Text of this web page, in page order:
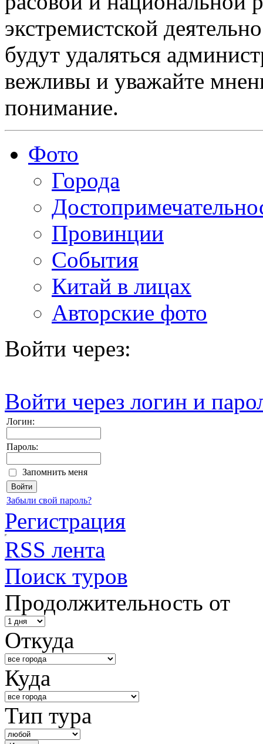
экстремистской
будут удаляться
вежливы и уважайте
понимание.
Фото
Города
Провинции
События
Китай в лицах
Авторские фото
Войти через:
Войти через логин и
Логин:
Пароль:
Запомнить меня
Забыли свой пароль?
Регистрация
RSS лента
Поиск туров
Продолжительность от
Откуда
Куда
Тип тура